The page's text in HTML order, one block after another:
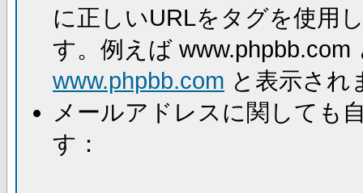
に正しいURLをタグを使用
す。例えば
www.phpbb.com と表示され
メールアドレスに関しても
す：